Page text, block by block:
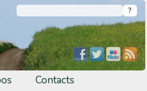
Contacts